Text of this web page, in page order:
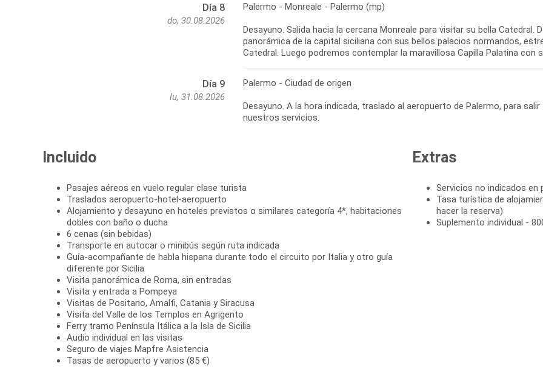
Día 8
do, 30.08.2026
Palermo - Monreale - Palermo (mp)
Desayuno. Salida hacia la cercana Monreale para visitar su bella
panorámica de la capital siciliana con sus bellos palacios normandos,
Catedral. Luego podremos contemplar la maravillosa Capilla Palatina con
Día 9
lu, 31.08.2026
Palermo - Ciudad de origen
Desayuno. A la hora indicada, traslado al aeropuerto de Palermo, para
nuestros servicios.
Incluido
Pasajes aéreos en vuelo regular clase turista
Traslados aeropuerto-hotel-aeropuerto
Alojamiento y desayuno en hoteles previstos o similares categoría 4*, habitaciones
dobles con baño o ducha
6 cenas (sin bebidas)
Transporte en autocar o minibús según ruta indicada
Guía-acompañante de habla hispana durante todo el circuito por Italia y otro guía
diferente por Sicilia
Visita panorámica de Roma, sin entradas
Visita y entrada a Pompeya
Visitas de Positano, Amalfi, Catania y Siracusa
Visita del Valle de los Templos en Agrigento
Ferry tramo Península Itálica a la Isla de Sicilia
Audio individual en las visitas
Seguro de viajes Mapfre Asistencia
Tasas de aeropuerto y varios (85 €)
Extras
Servicios no indicados en
Tasa turística de
hacer la reserva)
Suplemento individual -